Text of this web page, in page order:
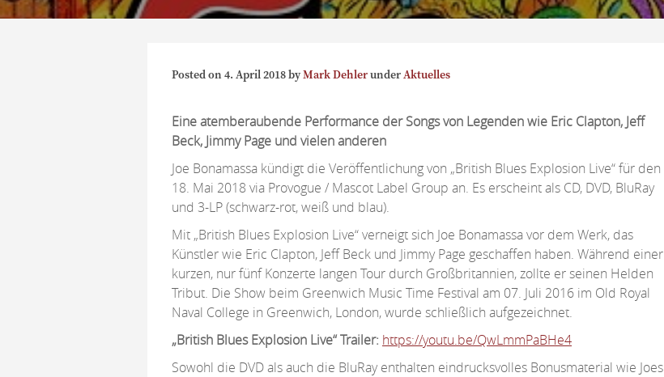
Posted on 4. April 2018byMark DehlerunderAktuelles
Eine atemberaubende Performance der Songs von Legenden wie Eric Clapton, Jeff
Beck, Jimmy Page und vielen anderen
Joe Bonamassa kündigt die Veröffentlichung von „British Blues Explosion Live“ für den
18. Mai 2018 via Provogue / Mascot Label Group an. Es erscheint als CD, DVD, BluRay
und 3-LP (schwarz-rot, weiß und blau).
Mit „British Blues Explosion Live“ verneigt sich Joe Bonamassa vor dem Werk, das
Künstler wie Eric Clapton, Jeff Beck und Jimmy Page geschaffen haben. Während einer
kurzen, nur fünf Konzerte langen Tour durch Großbritannien, zollte er seinen Helden
Tribut. Die Show beim Greenwich Music Time Festival am 07. Juli 2016 im Old Royal
Naval College in Greenwich, London, wurde schließlich aufgezeichnet.
„British Blues Explosion Live“ Trailer: https://youtu.be/QwLmmPaBHe4
Sowohl die DVD als auch die BluRay enthalten eindrucksvolles Bonusmaterial wie Joes